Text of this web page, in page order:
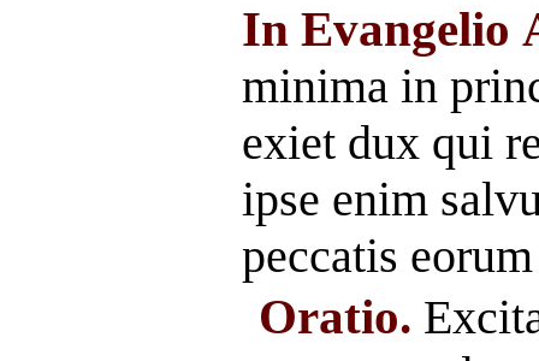
In Evangelio
minima in
exiet dux qui
ipse enim
peccatis eorum
Oratio.